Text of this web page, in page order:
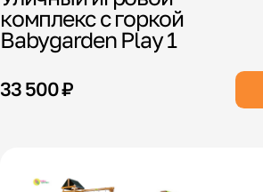
комплекс с горкой
Babygarden Play 1
33 500 ₽